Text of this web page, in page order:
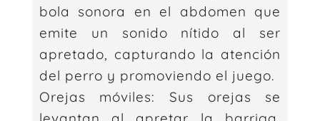
bola sonora en el abdomen que
emite un sonido nítido al ser
apretado, capturando la atención
del perro y promoviendo el juego.
Orejas móviles: Sus orejas se